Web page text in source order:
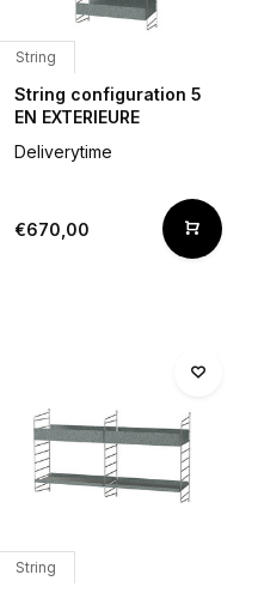
String
String configuration 5
EN EXTERIEURE
Deliverytime
€670,00
String